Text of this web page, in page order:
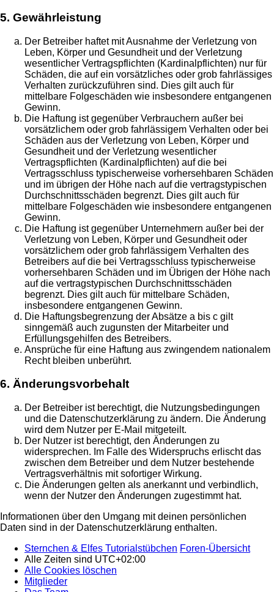
5. Gewährleistung
Der Betreiber haftet mit Ausnahme der Verletzung von
Leben, Körper und Gesundheit und der Verletzung
wesentlicher Vertragspflichten (Kardinalpflichten) nur für
Schäden, die auf ein vorsätzliches oder grob fahrlässiges
Verhalten zurückzuführen sind. Dies gilt auch für
mittelbare Folgeschäden wie insbesondere entgangenen
Gewinn.
Die Haftung ist gegenüber Verbrauchern außer bei
vorsätzlichem oder grob fahrlässigem Verhalten oder bei
Schäden aus der Verletzung von Leben, Körper und
Gesundheit und der Verletzung wesentlicher
Vertragspflichten (Kardinalpflichten) auf die bei
Vertragsschluss typischerweise vorhersehbaren Schäden
und im übrigen der Höhe nach auf die vertragstypischen
Durchschnittsschäden begrenzt. Dies gilt auch für
mittelbare Folgeschäden wie insbesondere entgangenen
Gewinn.
Die Haftung ist gegenüber Unternehmern außer bei der
Verletzung von Leben, Körper und Gesundheit oder
vorsätzlichem oder grob fahrlässigem Verhalten des
Betreibers auf die bei Vertragsschluss typischerweise
vorhersehbaren Schäden und im Übrigen der Höhe nach
auf die vertragstypischen Durchschnittsschäden
begrenzt. Dies gilt auch für mittelbare Schäden,
insbesondere entgangenen Gewinn.
Die Haftungsbegrenzung der Absätze a bis c gilt
sinngemäß auch zugunsten der Mitarbeiter und
Erfüllungsgehilfen des Betreibers.
Ansprüche für eine Haftung aus zwingendem nationalem
Recht bleiben unberührt.
6. Änderungsvorbehalt
Der Betreiber ist berechtigt, die Nutzungsbedingungen
und die Datenschutzerklärung zu ändern. Die Änderung
wird dem Nutzer per E-Mail mitgeteilt.
Der Nutzer ist berechtigt, den Änderungen zu
widersprechen. Im Falle des Widerspruchs erlischt das
zwischen dem Betreiber und dem Nutzer bestehende
Vertragsverhältnis mit sofortiger Wirkung.
Die Änderungen gelten als anerkannt und verbindlich,
wenn der Nutzer den Änderungen zugestimmt hat.
Informationen über den Umgang mit deinen persönlichen
Daten sind in der Datenschutzerklärung enthalten.
Sternchen & Elfes Tutorialstübchen Foren-Übersicht
Alle Zeiten sind UTC+02:00
Alle Cookies löschen
Mitglieder